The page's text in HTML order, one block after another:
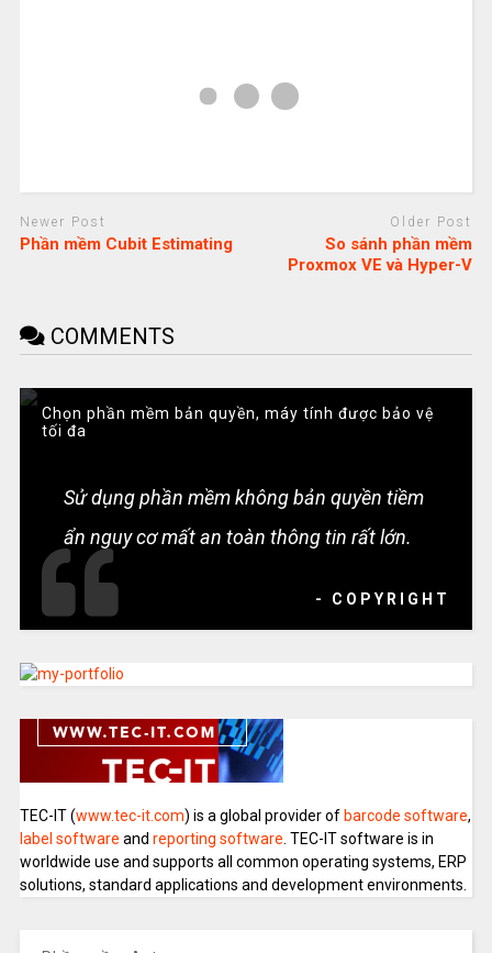
Newer Post
Phần mềm Cubit Estimating
Older Post
So sánh phần mềm
Proxmox VE và Hyper-V
COMMENTS
Chọn phần mềm bản quyền, máy tính được bảo vệ
tối đa
Sử dụng phần mềm không bản quyền tiềm
ẩn nguy cơ mất an toàn thông tin rất lớn.
- COPYRIGHT
TEC-IT (www.tec-it.com) is a global provider of barcode software,
label software and reporting software . TEC-IT software is in
worldwide use and supports all common operating systems, ERP
solutions, standard applications and development environments.